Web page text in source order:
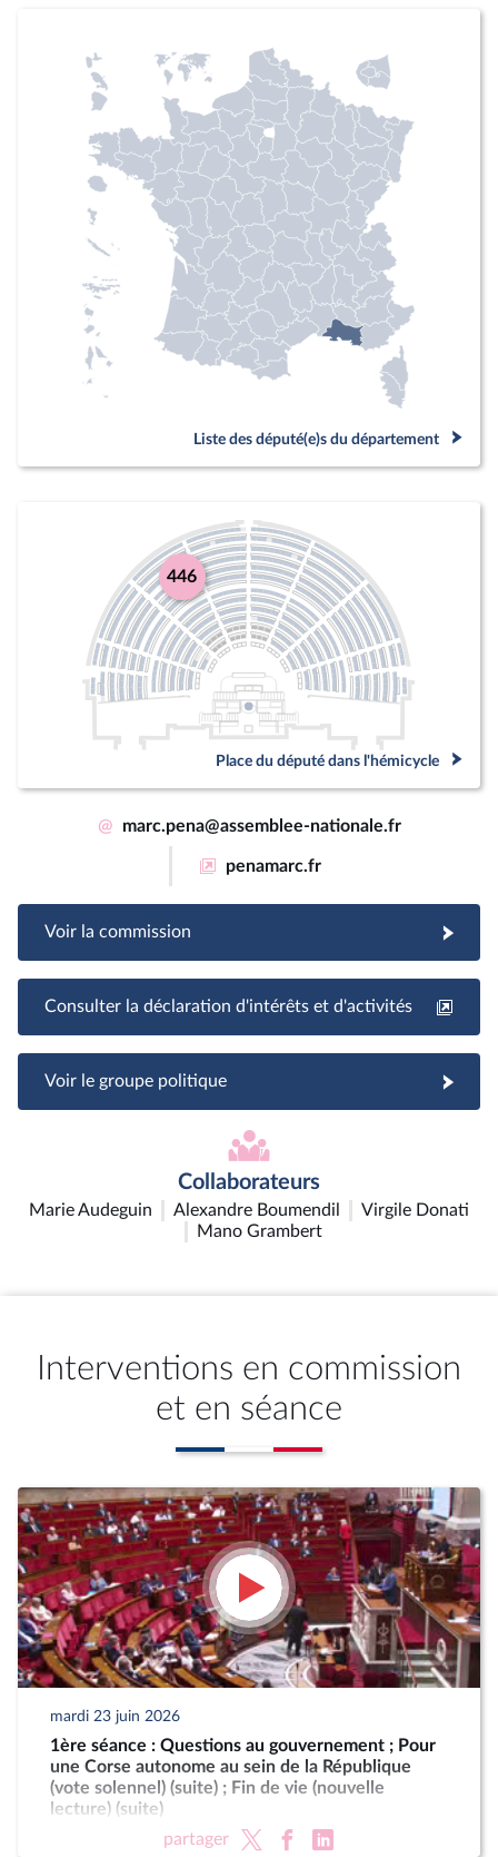
Liste des député(e)s du département
446
Place du député dans l'hémicycle
@ marc.pena@assemblee-nationale.fr
penamarc.fr
Voir la commission
Consulter la déclaration d'intérêts et d'activités
Voir le groupe politique
Collaborateurs
Marie Audeguin Alexandre Boumendil
Virgile Donati
Mano Grambert
Interventions en commission
et en séance
mardi 23 juin 2026
1ère séance : Questions au gouvernement ; Pour
une Corse autonome au sein de la République
(vote solennel) (suite) ; Fin de vie (nouvelle
lecture) (suite)
partager